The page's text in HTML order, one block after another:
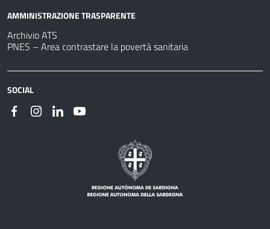
AMMINISTRAZIONE TRASPARENTE
Archivio ATS
PNES – Area contrastare la povertà sanitaria
SOCIAL